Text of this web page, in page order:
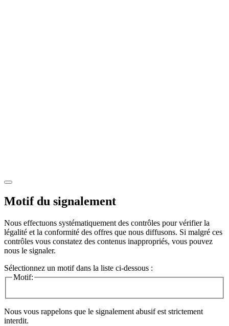
Motif du signalement
Nous effectuons systématiquement des contrôles pour vérifier la
légalité et la conformité des offres que nous diffusons. Si malgré ces
contrôles vous constatez des contenus inappropriés, vous pouvez
nous le signaler.
Sélectionnez un motif dans la liste ci-dessous :
Motif:
Nous vous rappelons que le signalement abusif est strictement
interdit.